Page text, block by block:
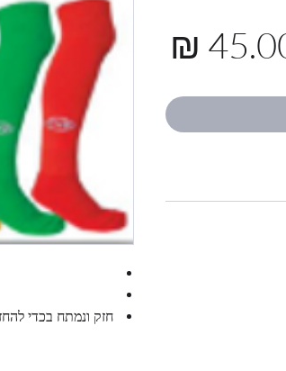
חזק ונמתח בכדי
45.00
מחיר
מבצע